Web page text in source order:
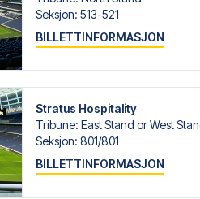
på Tottenham Hotspur Stadium
Seksjon: 513-521
BILLETTINFORMASJON
Stratus Hospitality
Tribune: East Stand or West
Seksjon: 801/​801
BILLETTINFORMASJON